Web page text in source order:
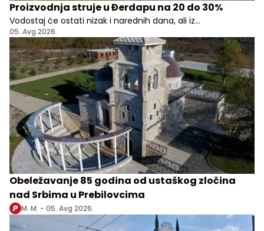
Proizvodnja struje u Đerdapu na 20 do 30%
Vodostaj će ostati nizak i narednih dana, ali iz
Elektroprivrede Srbije uveravaju da građani i privreda
nemaju razloga za brigu
05. Avg 2026.
Obeležavanje 85 godina od ustaškog zločina
nad Srbima u Prebilovcima
M. M. - 05. Avg 2026.